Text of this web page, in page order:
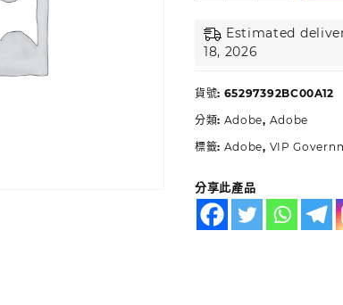
Estimated
18, 2026
貨號: 65297392BC00A12
分類: Adobe, Adobe
標籤: Adobe, VIP
分享此產品